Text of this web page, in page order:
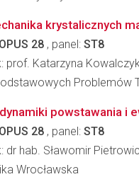
krystalicznych
OPUS 28 , panel: ST8
prof. Katarzyna
Problemów
powstawania i
OPUS 28 , panel: ST8
dr hab. Sławomir
Wrocławska